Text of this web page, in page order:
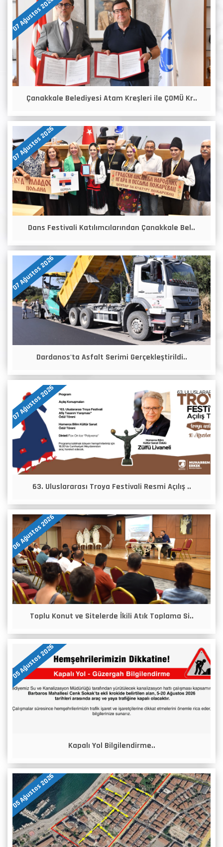
07 Ağustos 2026
Çanakkale Belediyesi Atam Kreşleri ile ÇOMÜ Kr..
07 Ağustos 2026
Dans Festivali Katılımcılarından Çanakkale Bel..
07 Ağustos 2026
Dardanos'ta Asfalt Serimi Gerçekleştirildi..
07 Ağustos 2026
63. Uluslararası Troya Festivali Resmi Açılış ..
06 Ağustos 2026
Toplu Konut ve Sitelerde İkili Atık Toplama Si..
05 Ağustos 2026
Kapalı Yol Bilgilendirme..
05 Ağustos 2026